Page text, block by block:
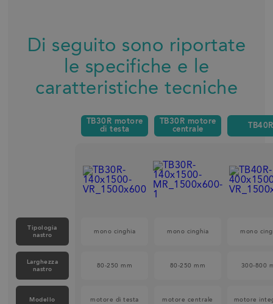
Di seguito sono riportate
le specifiche e le
caratteristiche tecniche
Tipologia
nastro
Larghezza
nastro
Modello
TB30R motore
di testa
mono cinghia
80-250 mm
motore di testa
TB30R motore
centrale
mono cinghia
80-250 mm
motore centrale
TB40R
mono
300-800
motore